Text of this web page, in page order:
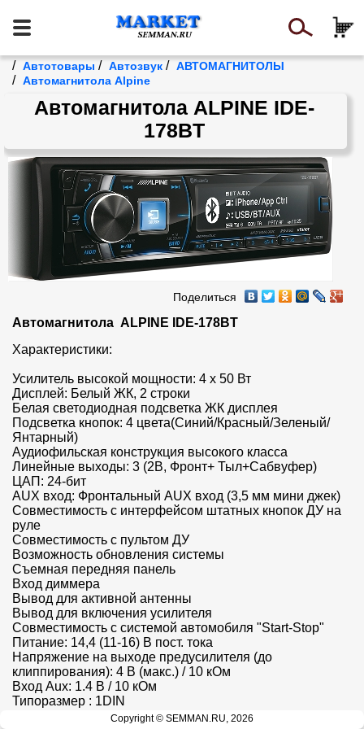
/ Автотовары / Автозвук / АВТОМАГНИТОЛЫ
/ Автомагнитола Alpine
Автомагнитола ALPINE IDE-
178BT
Поделиться
Автомагнитола  ALPINE IDE-178BT
Характеристики:
Усилитель высокой мощности: 4 x 50 Вт
Дисплей: Белый ЖК, 2 строки
Белая светодиодная подсветка ЖК дисплея
Подсветка кнопок: 4 цвета(Синий/Красный/Зеленый/
Янтарный)
Аудиофильская конструкция высокого класса
Линейные выходы: 3 (2В, Фронт+ Тыл+Сабвуфер)
ЦАП: 24-бит
AUX вход: Фронтальный AUX вход (3,5 мм мини джек)
Совместимость с интерфейсом штатных кнопок ДУ на
руле
Совместимость с пультом ДУ
Возможность обновления системы
Съемная передняя панель
Вход диммера
Вывод для активной антенны
Вывод для включения усилителя
Совместимость с системой автомобиля "Start-Stop"
Питание: 14,4 (11-16) В пост. тока
Напряжение на выходе предусилителя (до
клиппирования): 4 В (макс.) / 10 кОм
Вход Aux: 1.4 В / 10 кОм
Типоразмер : 1DIN
Размер передней панели (Ш x В x Г):168 x 45 x 24 мм
Copyright © SEMMAN.RU, 2026